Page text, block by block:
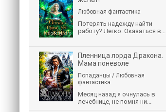
Любовная фантастика
Потерять надежду найти
работу? Легко. Оказаться в...
Пленница лорда Дракона.
Мама поневоле
Попаданцы / Любовная
фантастика
Месяц назад я очнулась в
лечебнице, не помня ни...